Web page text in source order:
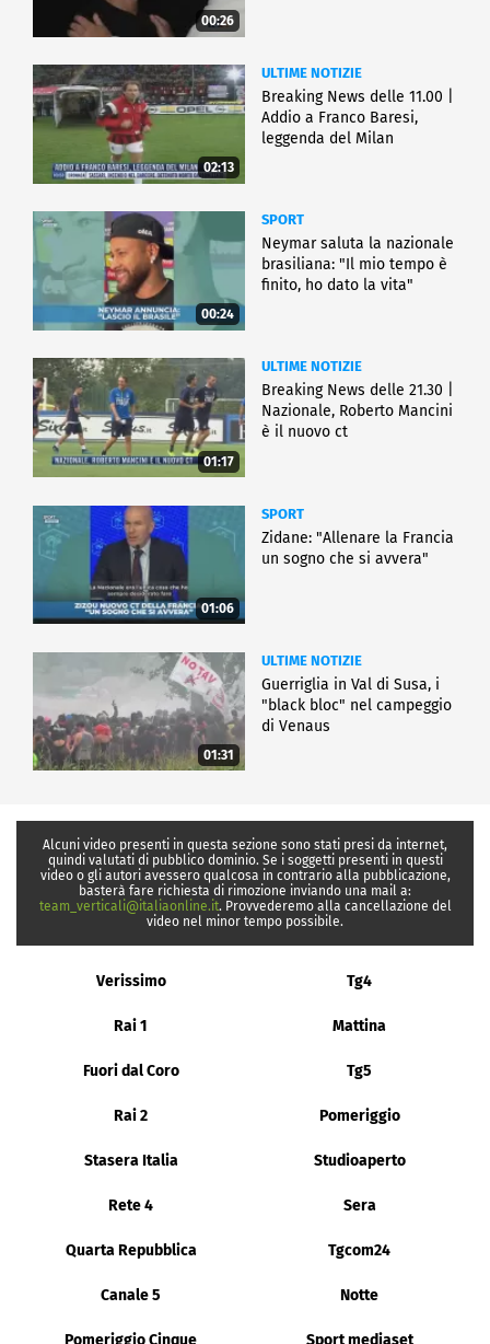
00:26
02:13
ULTIME NOTIZIE
Breaking News delle 11.00 |
Addio a Franco Baresi,
leggenda del Milan
00:24
SPORT
Neymar saluta la nazionale
brasiliana: "Il mio tempo è
finito, ho dato la vita"
01:17
ULTIME NOTIZIE
Breaking News delle 21.30 |
Nazionale, Roberto Mancini
è il nuovo ct
01:06
SPORT
Zidane: "Allenare la Francia
un sogno che si avvera"
01:31
ULTIME NOTIZIE
Guerriglia in Val di Susa, i
"black bloc" nel campeggio
di Venaus
Alcuni video presenti in questa sezione sono stati presi da internet,
quindi valutati di pubblico dominio. Se i soggetti presenti in questi
video o gli autori avessero qualcosa in contrario alla pubblicazione,
basterà fare richiesta di rimozione inviando una mail a:
team_verticali@italiaonline.it. Provvederemo alla cancellazione del
video nel minor tempo possibile.
Verissimo Tg4
Rai 1 Mattina
Fuori dal Coro Tg5
Rai 2 Pomeriggio
Stasera Italia Studioaperto
Rete 4 Sera
Quarta Repubblica Tgcom24
Canale 5 Notte
Pomeriggio Cinque Sport mediaset